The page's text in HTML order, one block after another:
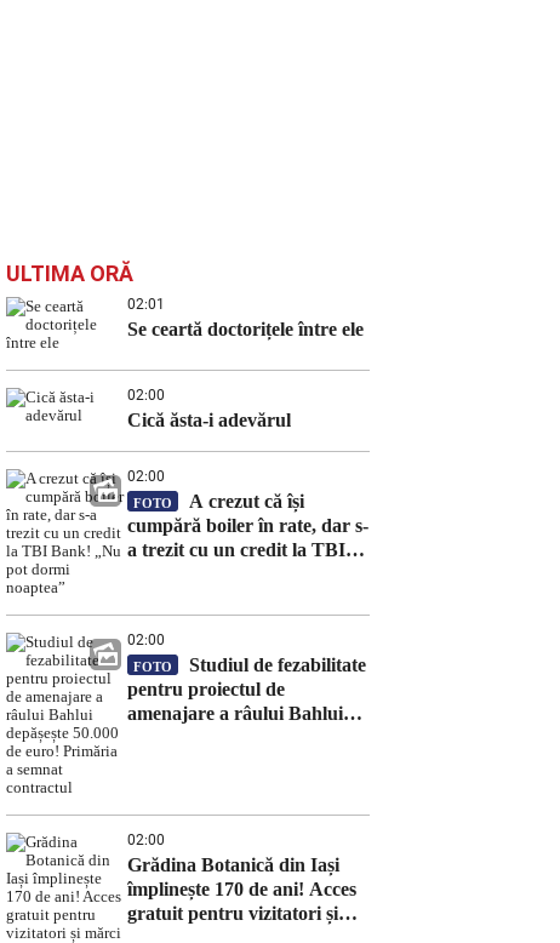
ULTIMA ORĂ
02:01
Se ceartă doctorițele între ele
02:00
Cică ăsta-i adevărul
02:00
FOTO
A crezut că își
cumpără boiler în rate, dar s-
a trezit cu un credit la TBI
02:00
FOTO
Studiul de fezabilitate
pentru proiectul de
amenajare a râului Bahlui
02:00
Grădina Botanică din Iași
împlinește 170 de ani! Acces
gratuit pentru vizitatori și